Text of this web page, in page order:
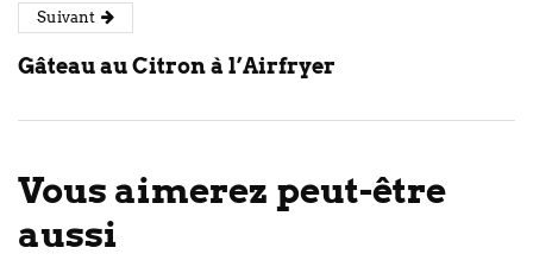
Suivant
Gâteau au Citron à l’Airfryer
Vous aimerez peut-être
aussi